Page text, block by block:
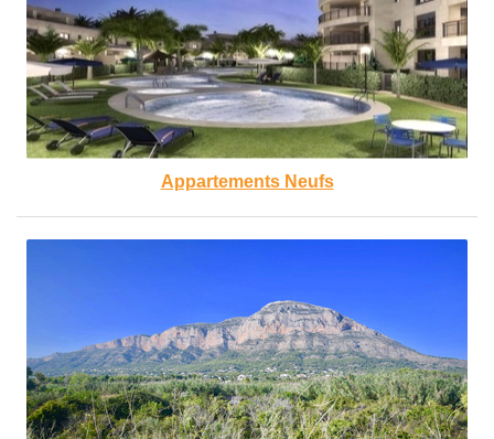
Appartements Neufs